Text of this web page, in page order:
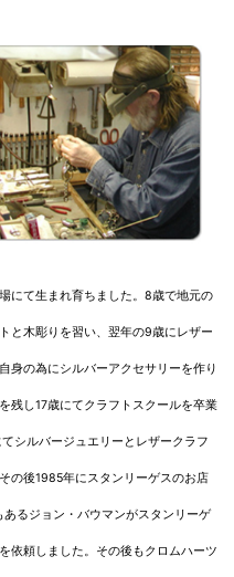
にて生まれ育ちました。8歳で地元の
と木彫りを習い、翌年の9歳にレザー
身の為にシルバーアクセサリーを作り
残し17歳にてクラフトスクールを卒業
シルバージュエリーとレザークラフ
の後1985年にスタンリーゲスのお店
るジョン・バウマンがスタンリーゲ
依頼しました。その後もクロムハーツ